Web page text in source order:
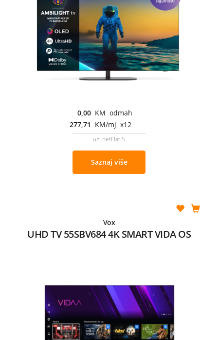
0,00 KM odmah
277,71 KM/mj x12
uz netFlat S
Saznaj više
Vox
UHD TV 55SBV684 4K SMART VIDA OS